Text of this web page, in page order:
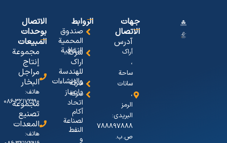
جهات
الاتصال
آدرس
أراک
،
ساحة
سانات
،
الرمز
البریدی:
٧٨٨٨٩٧٨٨٨
ص.ب.
الروابط
صندوق
المحمیة
الثقافیة
شرکة
اراک
للهندسة
والإنشاءات
شرکة
پایساز
شركة
اتحاد
أكام
لصناعة
النفط
و
الاتصال
بوحدات
المبیعات
مجموعة
إنتاج
مراجل
البخار
هاتف:
۳۲۱۷۲۹۹۰-۰۸۶
مجموعة
تصنيع
المعدات
هاتف: